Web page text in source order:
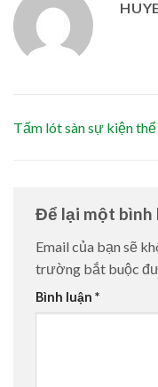
Tấm lót sàn sự kiện
Để lại một bình
Email của bạn sẽ
trường bắt buộc
Bình luận *